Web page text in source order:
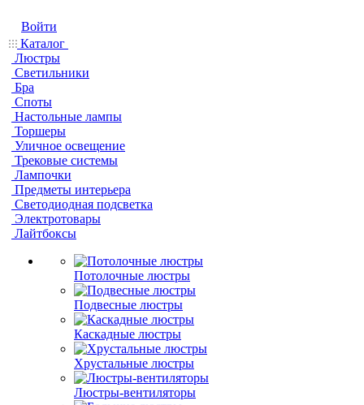
Войти
Каталог
Люстры
Светильники
Бра
Споты
Настольные лампы
Торшеры
Уличное освещение
Трековые системы
Лампочки
Предметы интерьера
Светодиодная подсветка
Электротовары
Лайтбоксы
Потолочные люстры
Подвесные люстры
Каскадные люстры
Хрустальные люстры
Люстры-вентиляторы